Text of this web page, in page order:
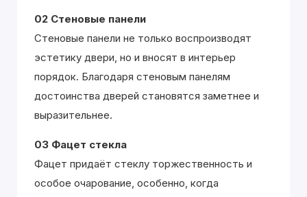
02 Стеновые панели
Стеновые панели не только воспроизводят
эстетику двери, но и вносят в интерьер
порядок. Благодаря стеновым панелям
достоинства дверей становятся заметнее и
выразительнее.
03 Фацет стекла
Фацет придаёт стеклу торжественность и
особое очарование, особенно, когда